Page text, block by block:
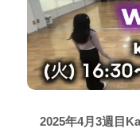
2025年4月3週目